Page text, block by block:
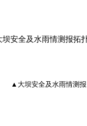
▲大坝安全及水雨情测报